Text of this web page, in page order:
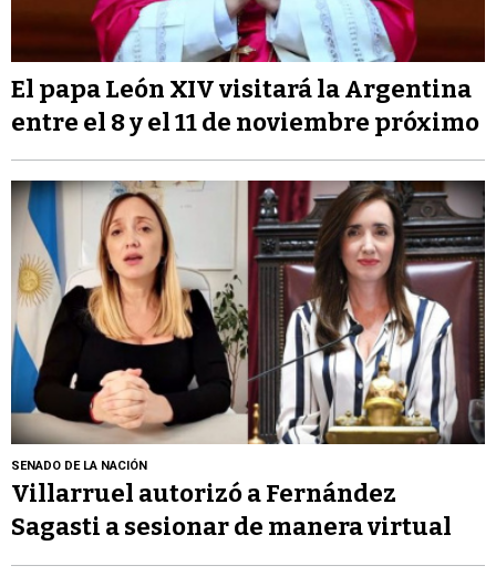
El papa León XIV visitará la Argentina
entre el 8 y el 11 de noviembre próximo
SENADO DE LA NACIÓN
Villarruel autorizó a Fernández
Sagasti a sesionar de manera virtual